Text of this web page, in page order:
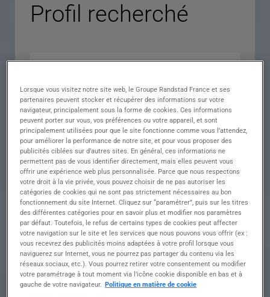
Profil recherché
Expérience
Salaire
Contrat
Ville
()
Référence Annonce n°
Contact
Tél.
Lorsque vous visitez notre site web, le Groupe Randstad France et ses
partenaires peuvent stocker et récupérer des informations sur votre
navigateur, principalement sous la forme de cookies. Ces informations
peuvent porter sur vous, vos préférences ou votre appareil, et sont
principalement utilisées pour que le site fonctionne comme vous l’attendez,
pour améliorer la performance de notre site, et pour vous proposer des
publicités ciblées sur d’autres sites. En général, ces informations ne
permettent pas de vous identifier directement, mais elles peuvent vous
offrir une expérience web plus personnalisée. Parce que nous respectons
votre droit à la vie privée, vous pouvez choisir de ne pas autoriser les
catégories de cookies qui ne sont pas strictement nécessaires au bon
fonctionnement du site Internet. Cliquez sur “paramétrer”, puis sur les titres
des différentes catégories pour en savoir plus et modifier nos paramètres
par défaut. Toutefois, le refus de certains types de cookies peut affecter
votre navigation sur le site et les services que nous pouvons vous offrir (ex :
vous recevrez des publicités moins adaptées à votre profil lorsque vous
naviguerez sur Internet, vous ne pourrez pas partager du contenu via les
réseaux sociaux, etc.). Vous pourrez retirer votre consentement ou modifier
votre paramétrage à tout moment via l’icône cookie disponible en bas et à
gauche de votre navigateur. Politique en matière de cookie